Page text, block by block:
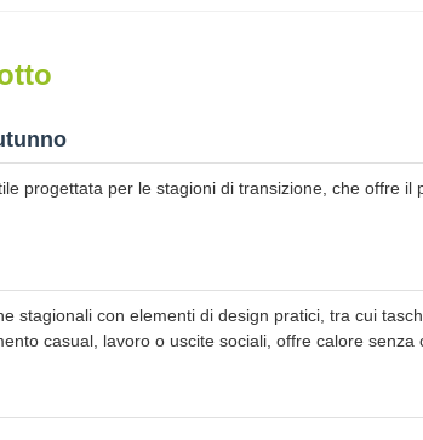
progettata per le stagioni di transizione, che offre
stagionali con elementi di design pratici, tra cui
casual, lavoro o uscite sociali, offre calore senza